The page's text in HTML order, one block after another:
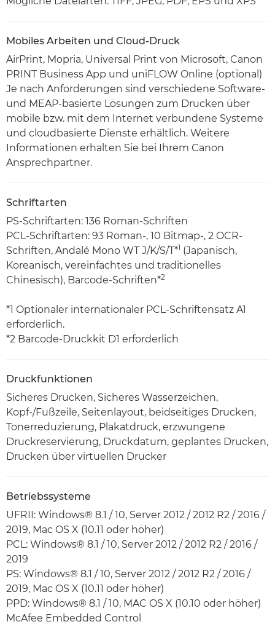
Mobiles Arbeiten und Cloud-Druck
AirPrint, Mopria, Universal Print von Microsoft, Canon
PRINT Business App und uniFLOW Online (optional)
Je nach Anforderungen sind verschiedene Software-
und MEAP-basierte Lösungen zum Drucken über
mobile bzw. mit dem Internet verbundene Systeme
und cloudbasierte Dienste erhältlich. Weitere
Informationen erhalten Sie bei Ihrem Canon
Ansprechpartner.
Schriftarten
PS-Schriftarten: 136 Roman-Schriften
PCL-Schriftarten: 93 Roman-, 10 Bitmap-, 2 OCR-
Schriften, Andalé Mono WT J/K/S/T*1 (Japanisch,
Koreanisch, vereinfachtes und traditionelles
Chinesisch), Barcode-Schriften*2
*1 Optionaler internationaler PCL-Schriftensatz A1
erforderlich.
*2 Barcode-Druckkit D1 erforderlich
Druckfunktionen
Sicheres Drucken, Sicheres Wasserzeichen,
Kopf-/Fußzeile, Seitenlayout, beidseitiges Drucken,
Tonerreduzierung, Plakatdruck, erzwungene
Druckreservierung, Druckdatum, geplantes Drucken,
Drucken über virtuellen Drucker
Betriebssysteme
UFRII: Windows® 8.1 / 10, Server 2012 / 2012 R2 / 2016 /
2019, Mac OS X (10.11 oder höher)
PCL: Windows® 8.1 / 10, Server 2012 / 2012 R2 / 2016 /
2019
PS: Windows® 8.1 / 10, Server 2012 / 2012 R2 / 2016 /
2019, Mac OS X (10.11 oder höher)
PPD: Windows® 8.1 / 10, MAC OS X (10.10 oder höher)
McAfee Embedded Control